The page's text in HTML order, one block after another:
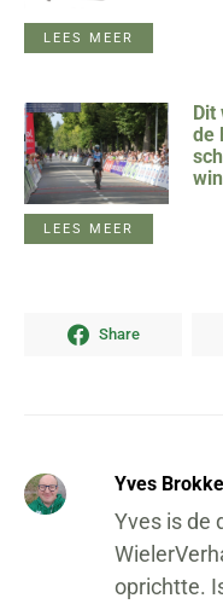
LEES MEER
Dit
de
LEES MEER
Share
Yves
Yves is de
oprichtte.